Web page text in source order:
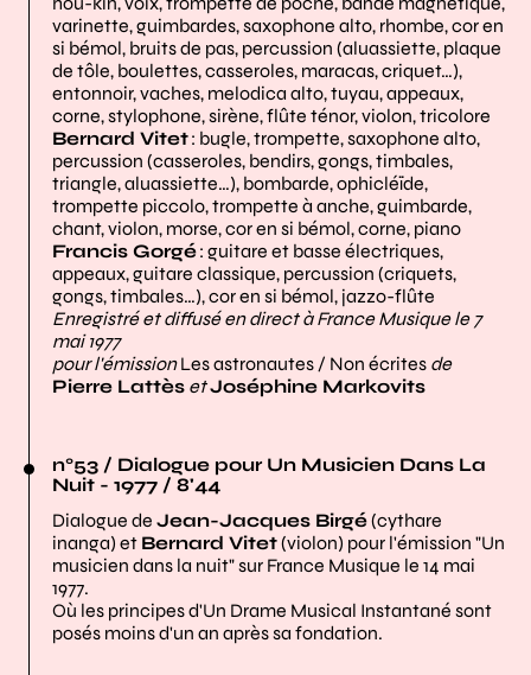
varinette, guimbardes, saxophone alto, rhombe, cor en
si bémol, bruits de pas, percussion (aluassiette, plaque
de tôle, boulettes, casseroles, maracas, criquet…),
entonnoir, vaches, melodica alto, tuyau, appeaux,
corne, stylophone, sirène, flûte ténor, violon, tricolore
Bernard Vitet: bugle, trompette, saxophone alto,
percussion (casseroles, bendirs, gongs, timbales,
triangle, aluassiette…), bombarde, ophicléïde,
trompette piccolo, trompette à anche, guimbarde,
chant, violon, morse, cor en si bémol, corne, piano
Francis Gorgé: guitare et basse électriques,
appeaux, guitare classique, percussion (criquets,
gongs, timbales…), cor en si bémol, jazzo-flûte
Enregistré et diffusé en direct à France Musique le 7
mai 1977
pour l'émissionLes astronautes / Non écrites de
Pierre Lattès etJoséphine Markovits
n°53 / Dialogue pour Un Musicien Dans La
Nuit - 1977 / 8'44
Dialogue de Jean-Jacques Birgé(cythare
inanga) et Bernard Vitet(violon) pour l'émission "Un
musicien dans la nuit" sur France Musique le 14 mai
1977.
Où les principes d'Un Drame Musical Instantané sont
posés moins d'un an après sa fondation.